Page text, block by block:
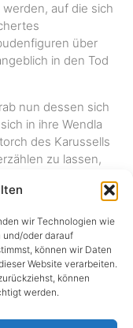
wir Technologien wie
und/oder darauf
können wir Daten
Website verarbeiten.
können
werden.
auf die sich
über
in den Tod
nun dessen sich
in ihre Wendla
des Karussells
zu lassen,
Nele Swanton
trägt schließlich
gleichsam alle, die
geht es wie ihnen:
nicht, aber weitet